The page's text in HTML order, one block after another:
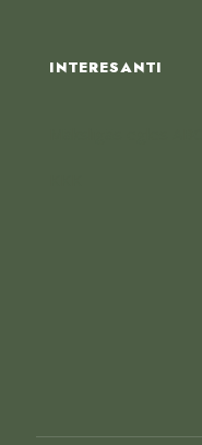
INTERESANTI